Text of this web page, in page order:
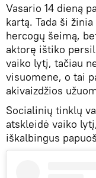
Vasario 14 dieną
kartą. Tada ši
hercogų šeimą,
aktorę ištiko
vaiko lytį, tačiau
visuomene, o tai
akivaizdžios
Socialinių tinklų
atskleidė vaiko
iškalbingus